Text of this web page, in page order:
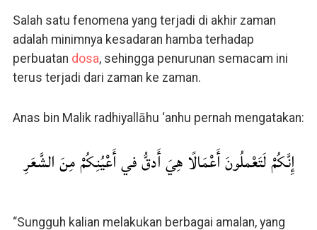
Salah satu fenomena yang terjadi di akhir zaman
adalah minimnya kesadaran hamba terhadap
perbuatan dosa, sehingga penurunan semacam ini
terus terjadi dari zaman ke zaman.
Anas bin Malik radhiyallāhu ‘anhu pernah mengatakan:
إِنَّكُمْ لَتَعْملُونَ أَعْمَالًا هِيَ أَدقُّ في أَعْيُنِكُمْ مِنَ الشَّعَرِ
“Sungguh kalian melakukan berbagai amalan, yang